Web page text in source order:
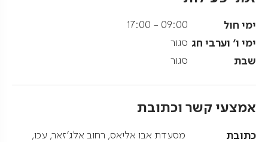
ימי חול 09:00 - 17:00
ימי ו' וערבי חג סגור
שבת סגור
אמצעי קשר וכתובת
כתובת
מסעדת אבו אליאס, רחוב אלג'זאר, עכו,